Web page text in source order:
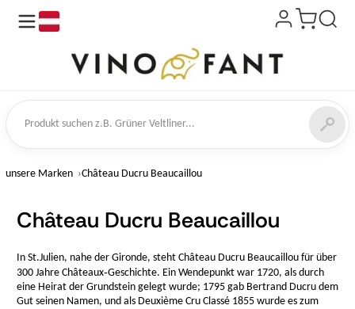
suchen
unsere Marken Château Ducru Beaucaillou
Château Ducru Beaucaillou
In St.Julien, nahe der Gironde, steht Château Ducru Beaucaillou für über
300 Jahre Châteaux‑Geschichte. Ein Wendepunkt war 1720, als durch
eine Heirat der Grundstein gelegt wurde; 1795 gab Bertrand Ducru dem
Gut seinen Namen, und als Deuxième Cru Classé 1855 wurde es zum